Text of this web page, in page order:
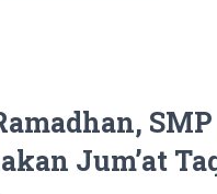
Jum’at